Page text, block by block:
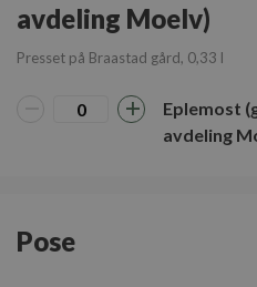
avdeling Moelv)
Presset på Braastad gård, 0,33 l
Eplemost
avdeling
Pose
cie-session-api-key